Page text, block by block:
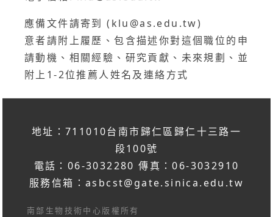
應備文件請寄到 (klu@as.edu.tw)
意者請附上履歷、包含描述你對這個職位的申
請動機、相關經驗、研究貢獻、未來規劃、並
附上1-2位推薦人姓名及連絡方式
地址：711010台南市歸仁區歸仁十三路一
段100號
電話：06-3032280 傳真：06-3032910
服務信箱： asbcst@gate.sinica.edu.tw
南部生物技術中心版權所有